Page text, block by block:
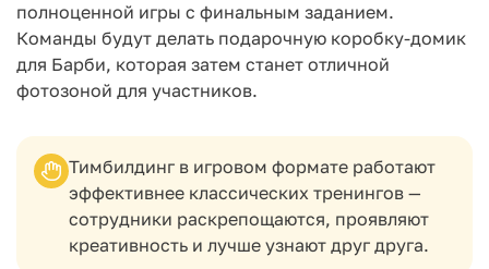
полноценной игры с финальным заданием.
Команды будут делать подарочную коробку-домик
для Барби, которая затем станет отличной
фотозоной для участников.
Тимбилдинг в игровом формате работают
эффективнее классических тренингов —
сотрудники раскрепощаются, проявляют
креативность и лучше узнают друг друга.